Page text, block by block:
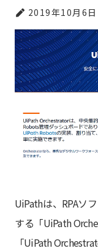
2019年10月6日
UiPathは、RPAソ
する「UiPath
「UiPath